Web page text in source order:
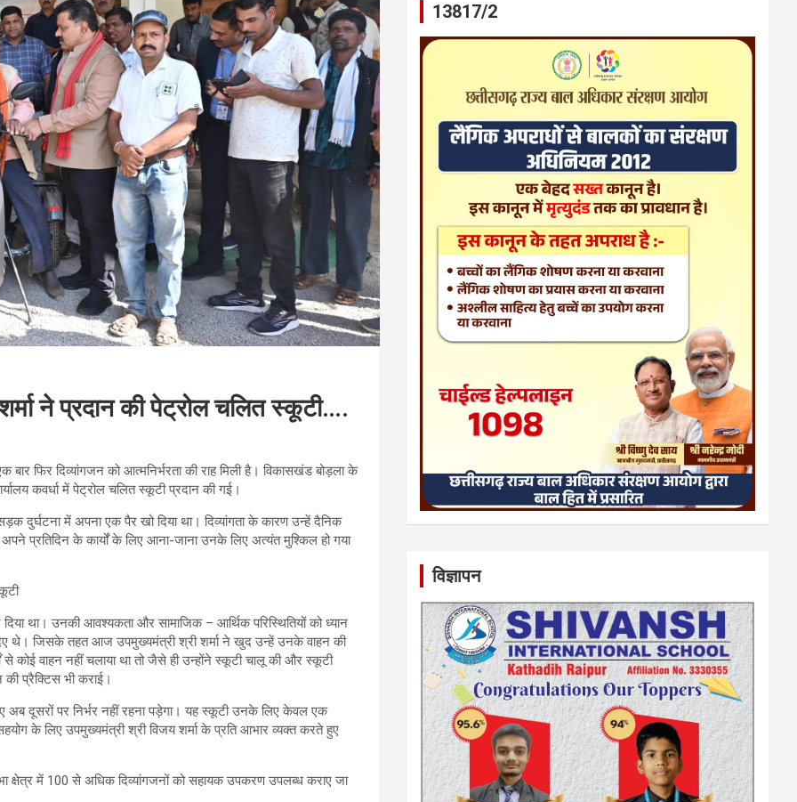
ने प्रदान की पेट्रोल चलित स्कूटी….
फिर दिव्यांगजन को आत्मनिर्भरता की राह मिली है। विकासखंड बोड़ला के
कवर्धा में पेट्रोल चलित स्कूटी प्रदान की गई।
दुर्घटना में अपना एक पैर खो दिया था। दिव्यांगता के कारण उन्हें दैनिक
प्रतिदिन के कार्यों के लिए आना-जाना उनके लिए अत्यंत मुश्किल हो गया
था। उनकी आवश्यकता और सामाजिक – आर्थिक परिस्थितियों को ध्यान
थे। जिसके तहत आज उपमुख्यमंत्री श्री शर्मा ने खुद उन्हें उनके वाहन की
कोई वाहन नहीं चलाया था तो जैसे ही उन्होंने स्कूटी चालू की और स्कूटी
प्रैक्टिस भी कराई।
अब दूसरों पर निर्भर नहीं रहना पड़ेगा। यह स्कूटी उनके लिए केवल एक
के लिए उपमुख्यमंत्री श्री विजय शर्मा के प्रति आभार व्यक्त करते हुए
क्षेत्र में 100 से अधिक दिव्यांगजनों को सहायक उपकरण उपलब्ध कराए जा
13817/2
विज्ञापन